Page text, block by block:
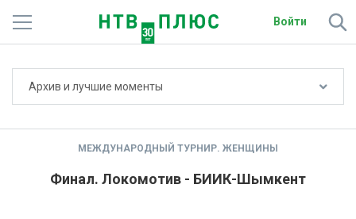
Войти
Архив и лучшие моменты
МЕЖДУНАРОДНЫЙ ТУРНИР. ЖЕНЩИНЫ
Финал. Локомотив - БИИК-Шымкент